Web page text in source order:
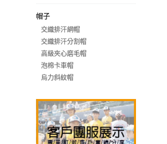
帽子
交織排汗網帽
交織排汗分割帽
高級夾心磨毛帽
泡棉卡車帽
烏力斜紋帽